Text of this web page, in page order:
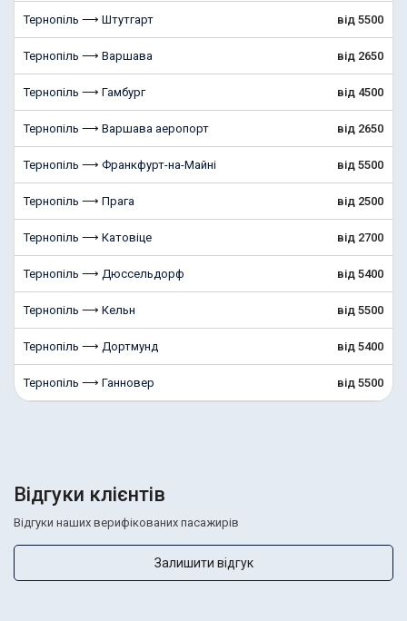
Тернопіль ⟶ Штутгарт від 5500
Тернопіль ⟶ Варшава від 2650
Тернопіль ⟶ Гамбург від 4500
Тернопіль ⟶ Варшава аеропорт від 2650
Тернопіль ⟶ Франкфурт-на-Майні від 5500
Тернопіль ⟶ Прага від 2500
Тернопіль ⟶ Катовіце від 2700
Тернопіль ⟶ Дюссельдорф від 5400
Тернопіль ⟶ Кельн від 5500
Тернопіль ⟶ Дортмунд від 5400
Тернопіль ⟶ Ганновер від 5500
Відгуки клієнтів
Відгуки наших верифікованих пасажирів
Залишити відгук